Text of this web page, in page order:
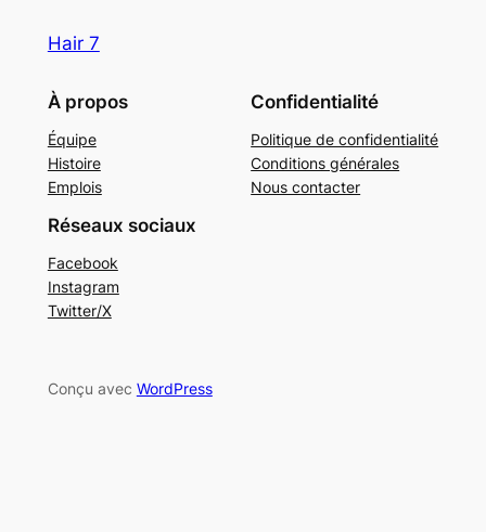
Hair 7
À propos
Équipe
Histoire
Emplois
Confidentialité
Politique de confidentialité
Conditions générales
Nous contacter
Réseaux sociaux
Facebook
Instagram
Twitter/X
Conçu avec WordPress